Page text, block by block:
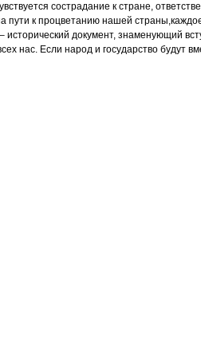
сострадание к стране,
пути к процветанию нашей
документ, знаменующий
нас. Если народ и государство будут